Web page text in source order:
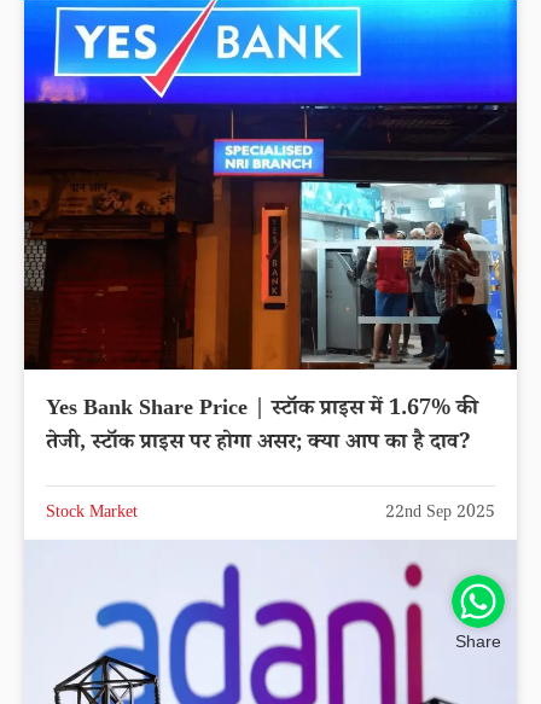
Yes Bank Share Price | स्टॉक प्राइस में 1.67% की
तेजी, स्टॉक प्राइस पर होगा असर; क्या आप का है दाव?
Stock Market 22nd Sep 2025
Share